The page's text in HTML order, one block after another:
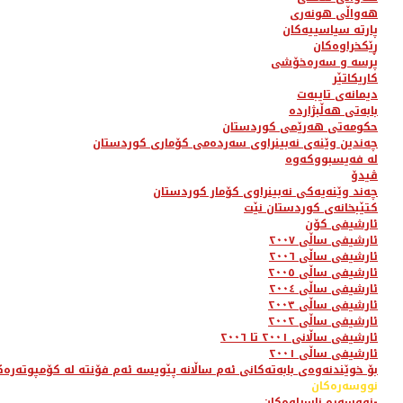
هەواڵی هونەری
پارتە سیاسییەکان
ڕێکخراوەکان
پرسە و سەرەخۆشی
کاریکاتێر
دیمانەی تایبەت
بابەتی هەڵبژاردە
حکومەتی هەرێمی کوردستان
چەندین وێنەی نەبینراوی سەردەمی کۆماری کوردستان
لە فەیسبووکەوە
ڤیدۆ
چەند وێنەیەکی نەبینراوی کۆمار کوردستان
کتێبخانەی کوردستان نێت
ئارشیفی کۆن
ئارشیفی ساڵی ٢٠٠٧
ئارشیفی ساڵی ٢٠٠٦
ئارشیفی ساڵی ٢٠٠٥
ئارشیفی ساڵی ٢٠٠٤
ئارشیفی ساڵی ٢٠٠٣
ئارشیفی ساڵی ٢٠٠٢
ئارشیفی ساڵانی ٢٠٠١ تا ٢٠٠٦
ئارشیفی ساڵی ٢٠٠١
بۆ خوێندنەوەی بابەتەکانی ئەم ساڵانە پێویسە ئەم فۆنتە لە
نووسەرەکان